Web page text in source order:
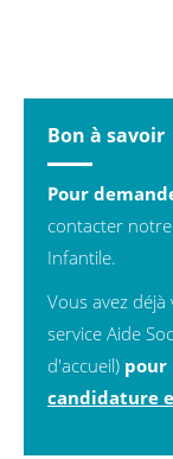
Bon à savoir
Pour
contacter
Infantile.
Vous avez
service Aide
d'accueil) pour
candidature